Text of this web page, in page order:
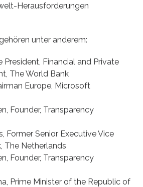
Herausforderungen
unter anderem:
President, Financial and Private
The World Bank
Europe, Microsoft
Founder, Transparency
Former Senior Executive Vice
The Netherlands
Founder, Transparency
Prime Minister of the Republic of